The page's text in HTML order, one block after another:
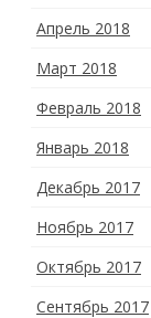
Апрель 2018
Март 2018
Февраль 2018
Январь 2018
Декабрь 2017
Ноябрь 2017
Октябрь 2017
Сентябрь 2017